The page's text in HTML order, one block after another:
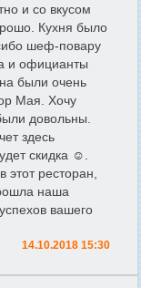
и со вкусом
Кухня было
шеф-повару
и официанты
были очень
Мая. Хочу
довольны.
здесь
скидка ☺️.
этот ресторан,
наша
вашего
14.10.2018 15:30